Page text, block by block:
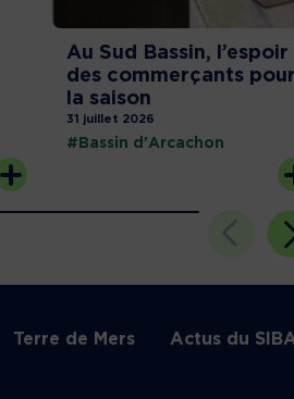
Au Sud Bassin, l’espoir
des commerçants pour
la saison
31 juillet 2026
#Bassin d'Arcachon
Terre de Mers Actus du